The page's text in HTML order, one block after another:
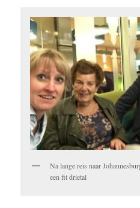
Na lange reis naar
een fit drietal